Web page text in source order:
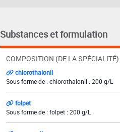
Substances et formulation
COMPOSITION (DE LA
chlorothalonil
Sous forme de : chlorothalonil : 200 g/L
folpet
Sous forme de : folpet : 200 g/L